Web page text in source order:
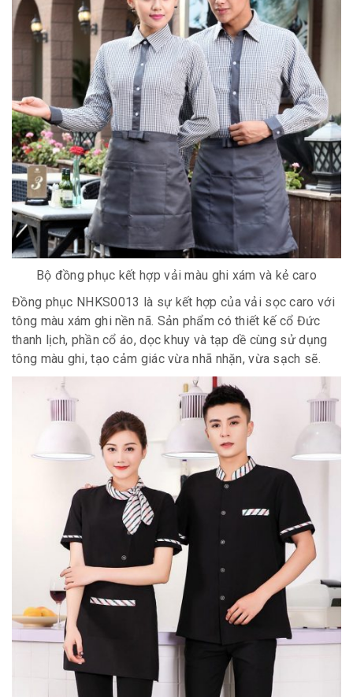
Bộ đồng phục kết hợp vải màu ghi xám và kẻ caro
Đồng phục NHKS0013 là sự kết hợp của vải sọc caro với
tông màu xám ghi nền nã. Sản phẩm có thiết kế cổ Đức
thanh lịch, phần cổ áo, dọc khuy và tạp dề cùng sử dụng
tông màu ghi, tạo cảm giác vừa nhã nhặn, vừa sạch sẽ.